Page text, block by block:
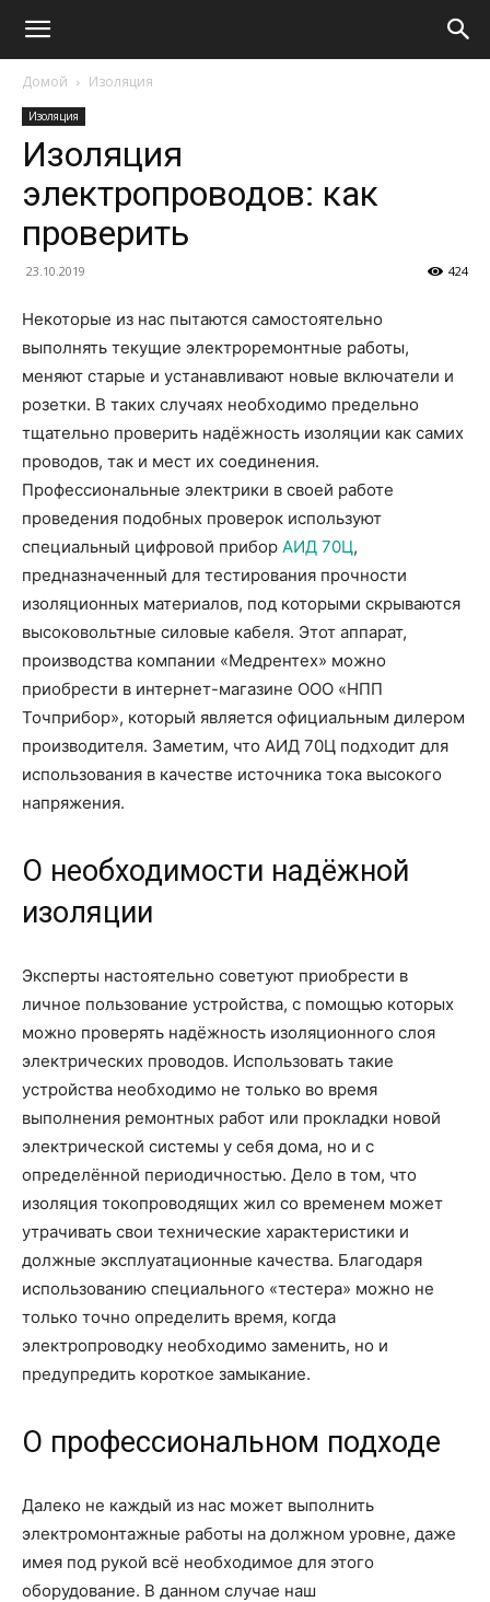
Домой Изоляция
Изоляция
Изоляция
электропроводов: как
проверить
23.10.2019 424
Некоторые из нас пытаются самостоятельно
выполнять текущие электроремонтные работы,
меняют старые и устанавливают новые включатели и
розетки. В таких случаях необходимо предельно
тщательно проверить надёжность изоляции как самих
проводов, так и мест их соединения.
Профессиональные электрики в своей работе
проведения подобных проверок используют
специальный цифровой прибор АИД 70Ц,
предназначенный для тестирования прочности
изоляционных материалов, под которыми скрываются
высоковольтные силовые кабеля. Этот аппарат,
производства компании «Медрентех» можно
приобрести в интернет-магазине ООО «НПП
Точприбор», который является официальным дилером
производителя. Заметим, что АИД 70Ц подходит для
использования в качестве источника тока высокого
напряжения.
О необходимости надёжной
изоляции
Эксперты настоятельно советуют приобрести в
личное пользование устройства, с помощью которых
можно проверять надёжность изоляционного слоя
электрических проводов. Использовать такие
устройства необходимо не только во время
выполнения ремонтных работ или прокладки новой
электрической системы у себя дома, но и с
определённой периодичностью. Дело в том, что
изоляция токопроводящих жил со временем может
утрачивать свои технические характеристики и
должные эксплуатационные качества. Благодаря
использованию специального «тестера» можно не
только точно определить время, когда
электропроводку необходимо заменить, но и
предупредить короткое замыкание.
О профессиональном подходе
Далеко не каждый из нас может выполнить
электромонтажные работы на должном уровне, даже
имея под рукой всё необходимое для этого
оборудование. В данном случае наш